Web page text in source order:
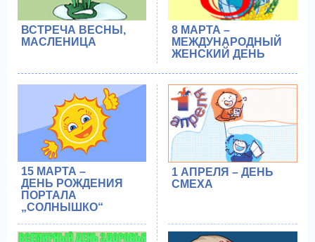
ВСТРЕЧА ВЕСНЫ,
МАСЛЕНИЦА
8 МАРТА –
МЕЖДУНАРОДНЫЙ
ЖЕНСКИЙ ДЕНЬ
15 МАРТА –
ДЕНЬ РОЖДЕНИЯ
ПОРТАЛА
„СОЛНЫШКО“
1 АПРЕЛЯ – ДЕНЬ
СМЕХА